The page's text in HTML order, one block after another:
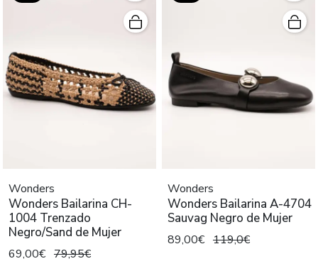
Wonders
Wonders Bailarina CH-
1004 Trenzado
Negro/Sand de Mujer
69,00€ 79,95€
Wonders
Wonders Bailarina A-4704
Sauvag Negro de Mujer
89,00€ 119,0€